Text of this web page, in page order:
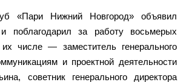
«Пари Нижний Новгород» объявил
поблагодарил за работу восьмерых
числе — заместитель генерального
и проектной деятельности
советник генерального директора